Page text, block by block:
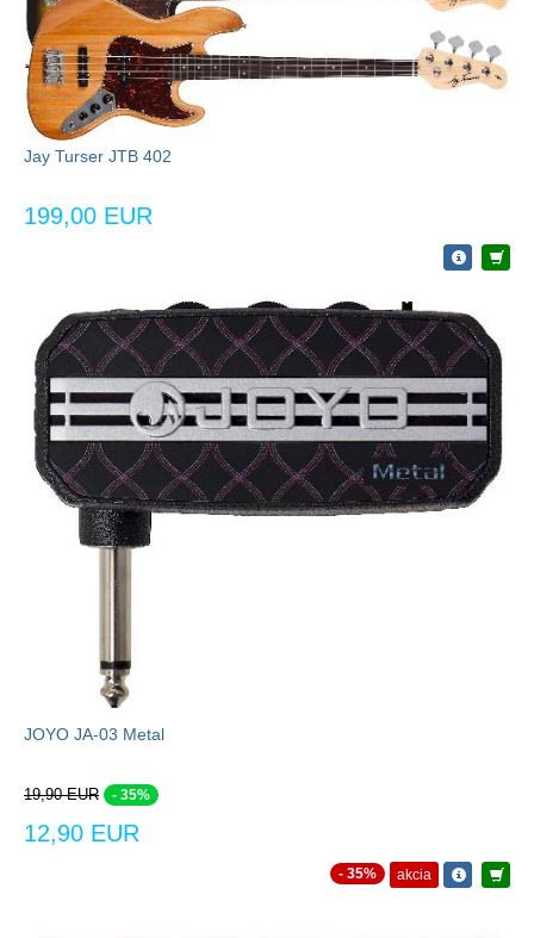
Jay Turser JTB 402
199,00 EUR
JOYO JA-03 Metal
19,90 EUR - 35%
12,90 EUR
- 35% akcia